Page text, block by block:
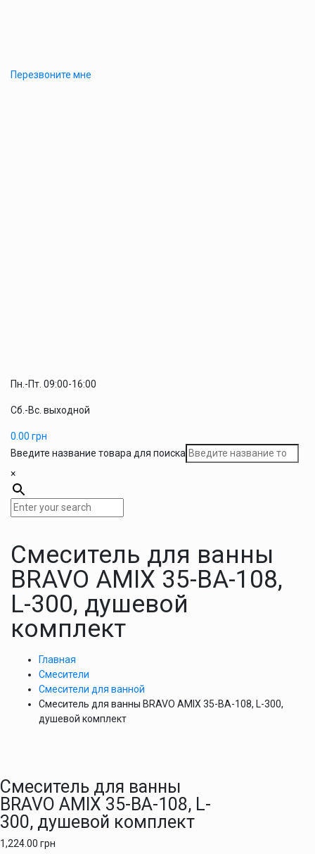
Перезвоните мне
Пн.-Пт. 09:00-16:00
Сб.-Вс. выходной
0.00 грн
Введите название товара для поиска
×
Cмеситель для ванны
BRAVO AMIX 35-BA-108,
L-300, душевой
комплект
Главная
Смесители
Смесители для ванной
Cмеситель для ванны BRAVO AMIX 35-BA-108, L-300,
душевой комплект
Cмеситель для ванны
BRAVO AMIX 35-BA-108, L-
300, душевой комплект
1,224.00 грн